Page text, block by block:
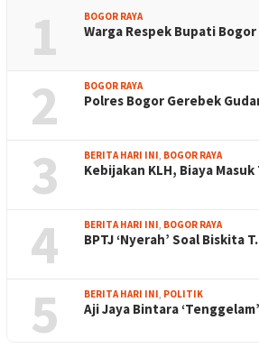
1 BOGOR RAYA
Warga Respek Bupati
2 BOGOR RAYA
Polres Bogor Gerebek
3 BERITA HARI INI BOGOR RAYA
Kebijakan KLH, Biaya
4 BERITA HARI INI BOGOR RAYA
BPTJ ‘Nyerah’ Soal Biskita
5 BERITA HARI INI POLITIK
Aji Jaya Bintara